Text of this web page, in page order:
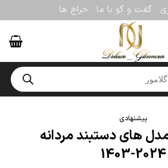
گفت و گو با ما حراج ها
پیشنهادی
های دستبند مردانه
2024-1403